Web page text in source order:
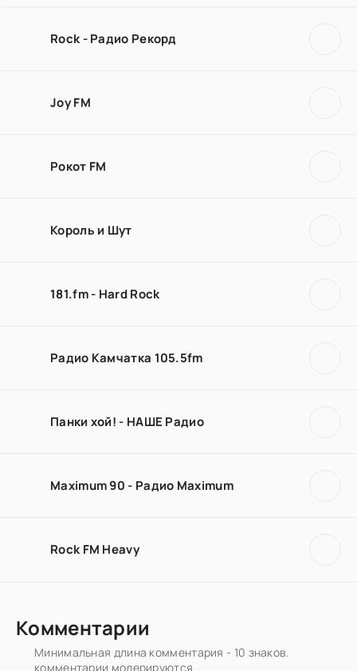
Rock - Радио Рекорд
Joy FM
Рокот FM
Король и Шут
181.fm - Hard Rock
Радио Камчатка 105.5fm
Панки хой! - НАШЕ Радио
Maximum 90 - Радио Maximum
Rock FM Heavy
Комментарии
Минимальная длина комментария - 10 знаков.
комментарии модерируются